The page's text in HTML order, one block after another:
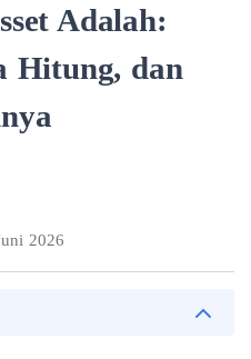
Adalah:
Hitung, dan
2026